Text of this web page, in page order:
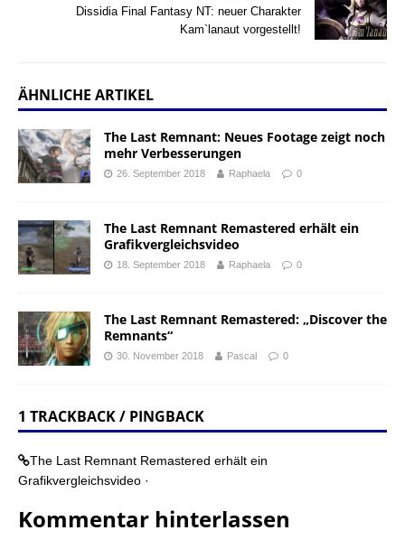
Dissidia Final Fantasy NT: neuer Charakter
Kam`lanaut vorgestellt!
ÄHNLICHE ARTIKEL
The Last Remnant: Neues Footage zeigt noch
mehr Verbesserungen
26. September 2018 Raphaela 0
The Last Remnant Remastered erhält ein
Grafikvergleichsvideo
18. September 2018 Raphaela 0
The Last Remnant Remastered: „Discover the
Remnants“
30. November 2018 Pascal 0
1 TRACKBACK / PINGBACK
The Last Remnant Remastered erhält ein
Grafikvergleichsvideo ·
Kommentar hinterlassen